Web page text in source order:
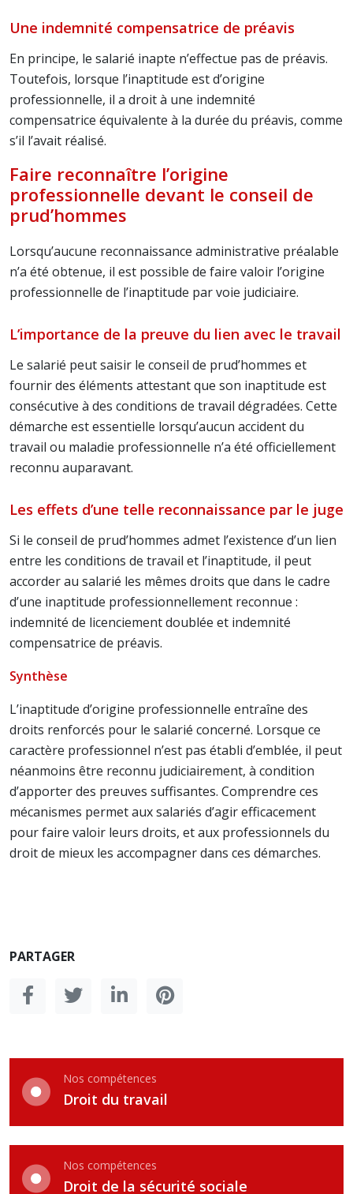
Une indemnité compensatrice de préavis
En principe, le salarié inapte n’effectue pas de préavis.
Toutefois, lorsque l’inaptitude est d’origine
professionnelle, il a droit à une indemnité
compensatrice équivalente à la durée du préavis, comme
s’il l’avait réalisé.
Faire reconnaître l’origine
professionnelle devant le conseil de
prud’hommes
Lorsqu’aucune reconnaissance administrative préalable
n’a été obtenue, il est possible de faire valoir l’origine
professionnelle de l’inaptitude par voie judiciaire.
L’importance de la preuve du lien avec le travail
Le salarié peut saisir le conseil de prud’hommes et
fournir des éléments attestant que son inaptitude est
consécutive à des conditions de travail dégradées. Cette
démarche est essentielle lorsqu’aucun accident du
travail ou maladie professionnelle n’a été officiellement
reconnu auparavant.
Les effets d’une telle reconnaissance par le juge
Si le conseil de prud’hommes admet l’existence d’un lien
entre les conditions de travail et l’inaptitude, il peut
accorder au salarié les mêmes droits que dans le cadre
d’une inaptitude professionnellement reconnue :
indemnité de licenciement doublée et indemnité
compensatrice de préavis.
Synthèse
L’inaptitude d’origine professionnelle entraîne des
droits renforcés pour le salarié concerné. Lorsque ce
caractère professionnel n’est pas établi d’emblée, il peut
néanmoins être reconnu judiciairement, à condition
d’apporter des preuves suffisantes. Comprendre ces
mécanismes permet aux salariés d’agir efficacement
pour faire valoir leurs droits, et aux professionnels du
droit de mieux les accompagner dans ces démarches.
PARTAGER
Nos compétences
Droit du travail
Nos compétences
Droit de la sécurité sociale